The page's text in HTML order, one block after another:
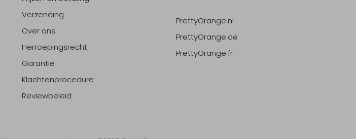
Verzending
Over ons
Herroepingsrecht
Garantie
Klachtenprocedure
Reviewbeleid
PrettyOrange.nl
PrettyOrange.de
PrettyOrange.fr